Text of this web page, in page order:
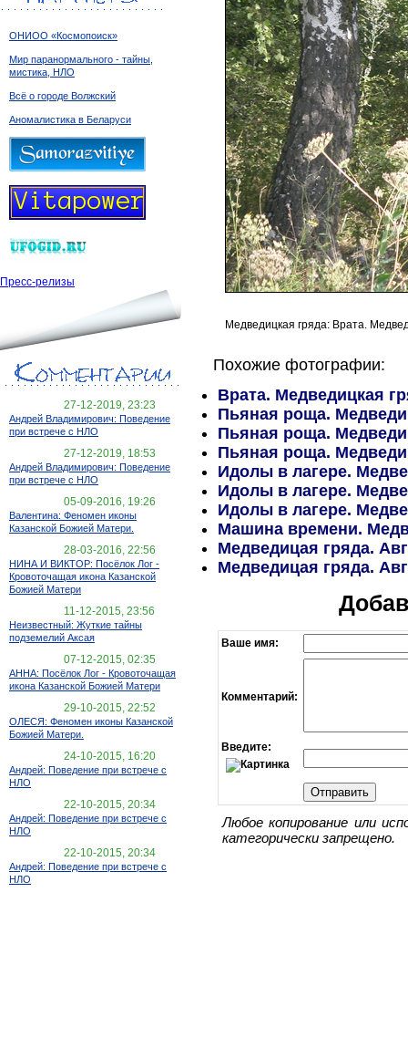
ОНИОО «Космопоиск»
Мир паранормального - тайны,
мистика, НЛО
Всё о городе Волжский
Аномалистика в Беларуси
Пресс-релизы
27-12-2019, 23:23
Андрей Владимирович: Поведение
при встрече с НЛО
27-12-2019, 18:53
Андрей Владимирович: Поведение
при встрече с НЛО
05-09-2016, 19:26
Валентина: Феномен иконы
Казанской Божией Матери.
28-03-2016, 22:56
НИНА И ВИКТОР: Посёлок Лог -
Кровоточащая икона Казанской
Божией Матери
11-12-2015, 23:56
Неизвестный: Жуткие тайны
подземелий Аксая
07-12-2015, 02:35
АННА: Посёлок Лог - Кровоточащая
икона Казанской Божией Матери
29-10-2015, 22:52
ОЛЕСЯ: Феномен иконы Казанской
Божией Матери.
24-10-2015, 16:20
Андрей: Поведение при встрече с
НЛО
22-10-2015, 20:34
Андрей: Поведение при встрече с
НЛО
22-10-2015, 20:34
Андрей: Поведение при встрече с
НЛО
Медведицкая гряда: Врата.
Похожие фотографии:
Врата. Медведицкая
Пьяная роща.
Пьяная роща.
Пьяная роща.
Идолы в лагере.
Идолы в лагере.
Идолы в лагере.
Машина времени.
Медведицая гряда.
Медведицая гряда.
Ваше имя:
Комментарий:
Введите:
Любое копирование или
категорически запрещено.